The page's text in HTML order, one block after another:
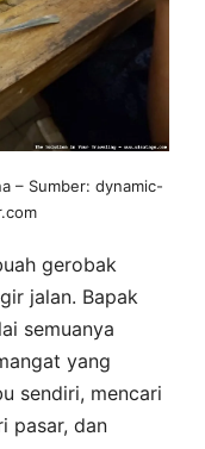
– Sumber: dynamic-
gerobak
jalan. Bapak
semuanya
yang
sendiri, mencari
pasar, dan